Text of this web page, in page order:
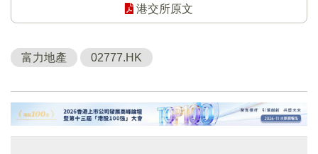
港交所原文
富力地產 02777.HK